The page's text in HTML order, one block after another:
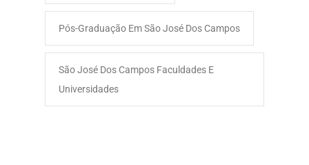
Pós-Graduação Em São José Dos Campos
São José Dos Campos Faculdades E
Universidades